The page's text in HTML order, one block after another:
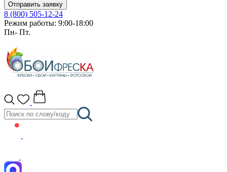
Отправить заявку
8 (800) 505-12-24
Режим работы: 9:00-18:00
Пн- Пт.